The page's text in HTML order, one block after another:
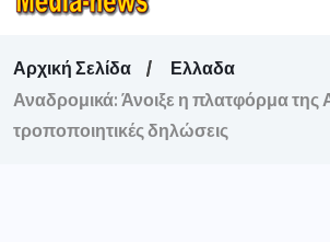
Αρχική Σελίδα
Ελλαδα
Αναδρομικά: Άνοιξε η πλατφόρμα της
τροποποιητικές δηλώσεις